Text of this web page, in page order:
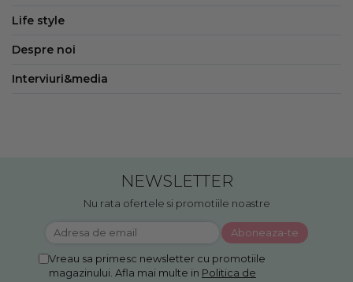
Life style
Despre noi
Interviuri&media
NEWSLETTER
Nu rata ofertele si promotiile noastre
Vreau sa primesc newsletter cu promotiile
magazinului. Afla mai multe in Politica de